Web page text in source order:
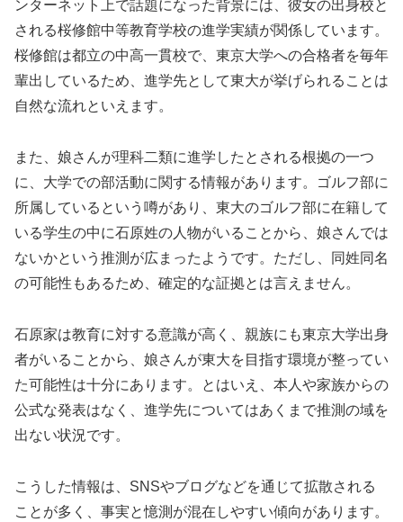
ンターネット上で話題になった背景には、彼女の出身校と
される桜修館中等教育学校の進学実績が関係しています。
桜修館は都立の中高一貫校で、東京大学への合格者を毎年
輩出しているため、進学先として東大が挙げられることは
自然な流れといえます。
また、娘さんが理科二類に進学したとされる根拠の一つ
に、大学での部活動に関する情報があります。ゴルフ部に
所属しているという噂があり、東大のゴルフ部に在籍して
いる学生の中に石原姓の人物がいることから、娘さんでは
ないかという推測が広まったようです。ただし、同姓同名
の可能性もあるため、確定的な証拠とは言えません。
石原家は教育に対する意識が高く、親族にも東京大学出身
者がいることから、娘さんが東大を目指す環境が整ってい
た可能性は十分にあります。とはいえ、本人や家族からの
公式な発表はなく、進学先についてはあくまで推測の域を
出ない状況です。
こうした情報は、SNSやブログなどを通じて拡散される
ことが多く、事実と憶測が混在しやすい傾向があります。